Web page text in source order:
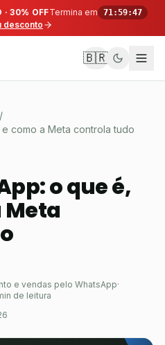
· 30% OFFTermina em 71:59:47
desconto
🇧🇷
/
como a Meta controla tudo
o que é,
Meta
e vendas pelo WhatsApp·
de leitura